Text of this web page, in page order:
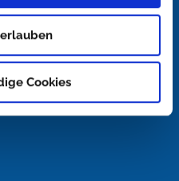
Cookies